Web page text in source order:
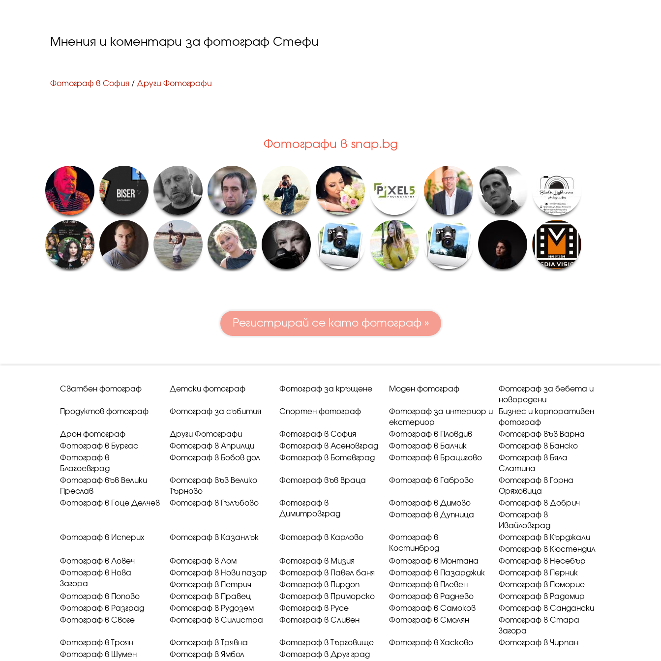
Мнения и коментари за фотограф Стефи
Фотограф в София / Други Фотографи
Фотографи в snap.bg
Регистрирай се като фотограф »
Сватбен фотограф Детски фотограф Фотограф за кръщене Моден фотограф
Фотограф за бебета и
новородени
Продуктов фотограф
Фотограф за събития Спортен фотограф
Фотограф за интериор и
екстериор
Бизнес и корпоративен
фотограф
Дрон фотограф
Други Фотографи Фотограф в София Фотограф в Пловдив
Фотограф във Варна
Фотограф в Бургас
Фотограф в Априлци Фотограф в Асеновград Фотограф в Балчик
Фотограф в Банско
Фотограф в
Благоевград
Фотограф в Бобов дол Фотограф в Ботевград Фотограф в Брацигово
Фотограф в Бяла
Слатина
Фотограф във Велики
Преслав
Фотограф във Велико
Търново
Фотограф във Враца Фотограф в Габрово
Фотограф в Горна
Оряховица
Фотограф в Гоце Делчев
Фотограф в Гълъбово
Фотограф в
Димитровград
Фотограф в Димово
Фотограф в Добрич
Фотограф в Дупница
Фотограф в
Ивайловград
Фотограф в Исперих
Фотограф в Казанлък Фотограф в Карлово
Фотограф в
Костинброд
Фотограф в Кърджали
Фотограф в Кюстендил
Фотограф в Ловеч
Фотограф в Лом Фотограф в Мизия Фотограф в Монтана
Фотограф в Несебър
Фотограф в Нова
Загора
Фотограф в Нови пазар Фотограф в Павел баня Фотограф в Пазарджик
Фотограф в Перник
Фотограф в Петрич
Фотограф в Пирдоп Фотограф в Плевен
Фотограф в Поморие
Фотограф в Попово
Фотограф в Правец Фотограф в Приморско Фотограф в Раднево
Фотограф в Радомир
Фотограф в Разград
Фотограф в Рудозем Фотограф в Русе Фотограф в Самоков
Фотограф в Сандански
Фотограф в Своге
Фотограф в Силистра Фотограф в Сливен Фотограф в Смолян
Фотограф в Стара
Загора
Фотограф в Троян
Фотограф в Трявна Фотограф в Търговище Фотограф в Хасково
Фотограф в Чирпан
Фотограф в Шумен
Фотограф в Ямбол Фотограф в Друг град